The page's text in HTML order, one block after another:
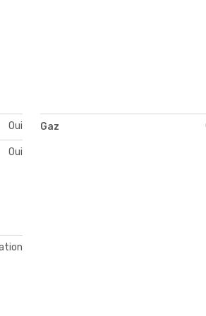
Oui Gaz
Oui